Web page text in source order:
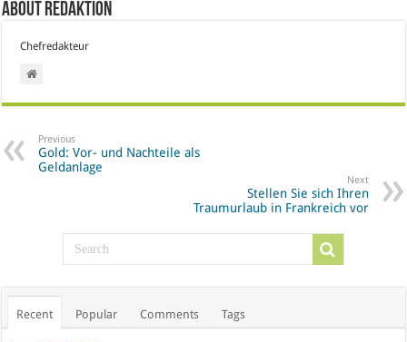
About Redaktion
Chefredakteur
Previous
Gold: Vor- und Nachteile als
Geldanlage
Next
Stellen Sie sich Ihren
Traumurlaub in Frankreich vor
Recent Popular Comments Tags